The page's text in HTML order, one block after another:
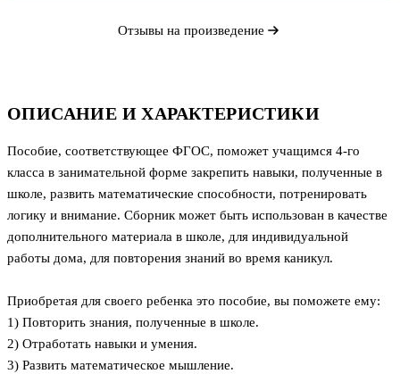
ОПИСАНИЕ И ХАРАКТЕРИСТИКИ
Пособие, соответствующее ФГОС, поможет учащимся 4-го
класса в занимательной форме закрепить навыки, полученные в
школе, развить математические способности, потренировать
логику и внимание. Сборник может быть использован в качестве
дополнительного материала в школе, для индивидуальной
работы дома, для повторения знаний во время каникул.
Приобретая для своего ребенка это пособие, вы поможете ему:
1) Повторить знания, полученные в школе.
2) Отработать навыки и умения.
3) Развить математическое мышление.
Отзывы на произведение